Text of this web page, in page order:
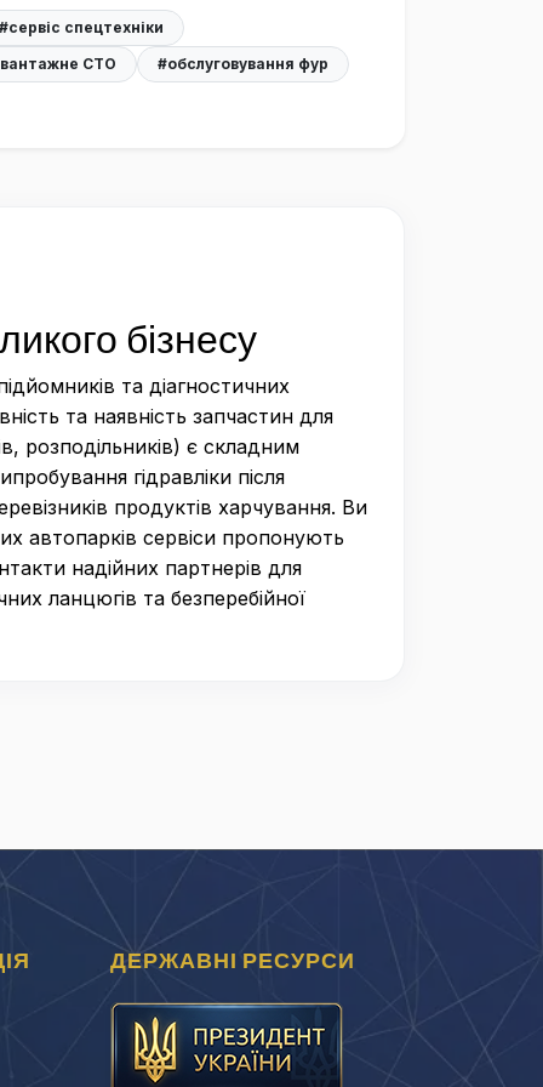
#сервіс спецтехніки
СТО
#обслуговування фур
бізнесу
та діагностичних
та наявність запчастин для
розподільників) є складним
гідравліки після
продуктів харчування. Ви
автопарків сервіси пропонують
надійних партнерів для
ланцюгів та безперебійної
ДЕРЖАВНІ РЕСУРСИ